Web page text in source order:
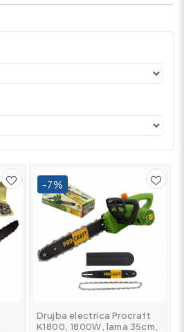
-7%
Drujba electrica Procraft
K1800, 1800W, lama 35cm,